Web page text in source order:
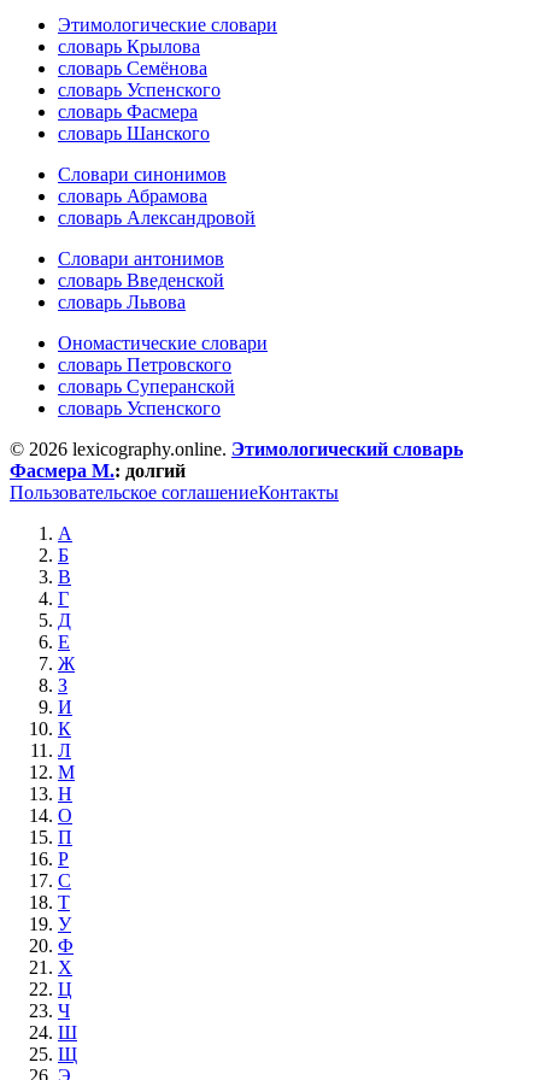
Этимологические словари
словарь Крылова
словарь Семёнова
словарь Успенского
словарь Фасмера
словарь Шанского
Словари синонимов
словарь Абрамова
словарь Александровой
Словари антонимов
словарь Введенской
словарь Львова
Ономастические словари
словарь Петровского
словарь Суперанской
словарь Успенского
© 2026 lexicography.online. Этимологический словарь
Фасмера М.: долгий
Пользовательское соглашениеКонтакты
А
Б
В
Г
Д
Е
Ж
З
И
К
Л
М
Н
О
П
Р
С
Т
У
Ф
Х
Ц
Ч
Ш
Щ